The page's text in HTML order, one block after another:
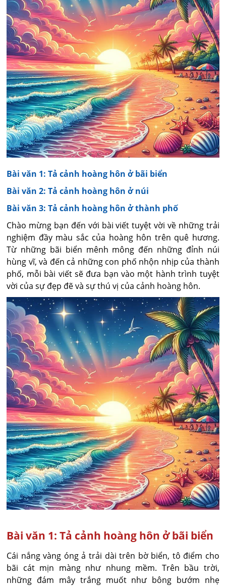
Bài văn 1: Tả cảnh hoàng hôn ở bãi biển
Bài văn 2: Tả cảnh hoàng hôn ở núi
Bài văn 3: Tả cảnh hoàng hôn ở thành phố
Chào mừng bạn đến với bài viết tuyệt vời về những trải
nghiệm đầy màu sắc của hoàng hôn trên quê hương.
Từ những bãi biển mênh mông đến những đỉnh núi
hùng vĩ, và đến cả những con phố nhộn nhịp của thành
phố, mỗi bài viết sẽ đưa bạn vào một hành trình tuyệt
vời của sự đẹp đẽ và sự thú vị của cảnh hoàng hôn.
Bài văn 1: Tả cảnh hoàng hôn ở bãi biển
Cái nắng vàng óng ả trải dài trên bờ biển, tô điểm cho
bãi cát mịn màng như nhung mềm. Trên bầu trời,
những đám mây trắng muốt như bông bướm nhẹ